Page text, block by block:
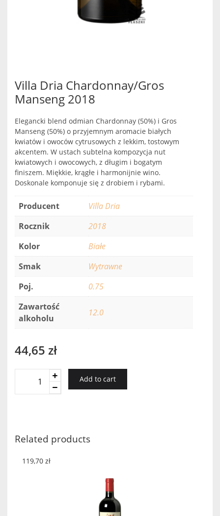
Villa Dria Chardonnay/Gros
Manseng 2018
Elegancki blend odmian Chardonnay (50%) i Gros
Manseng (50%) o przyjemnym aromacie białych
kwiatów i owoców cytrusowych z lekkim, tostowym
akcentem. W ustach subtelna kompozycja nut
kwiatowych i owocowych, z długim i bogatym
finiszem. Miękkie, krągłe i harmonijnie wino.
Doskonale komponuje się z drobiem i rybami.
Producent
Villa Dria
Rocznik
2018
Kolor
Białe
Smak
Wytrawne
Poj.
0.75
Zawartość
alkoholu
12.0
44,65 zł
quantity
Add to cart
Related products
119,70 zł